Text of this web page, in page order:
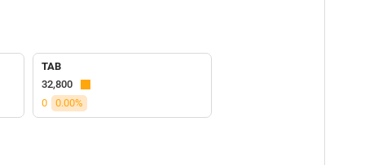
TAB
32,800
0
0.00%